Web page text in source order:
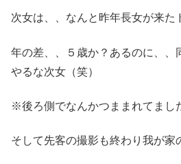
次女は、、なんと昨年長女が来た
年の差、、５歳か？あるのに、
やるな次女（笑）
※後ろ側でなんかつままれてまし
そして先客の撮影も終わり我が家